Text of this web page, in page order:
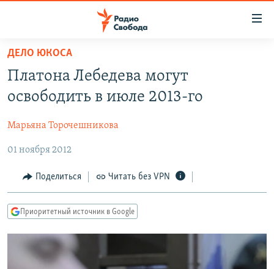
упрощенного
доступа
Вернуться
основному
Вернутся
главной
навигации
Вернутся
поиску
ПОДКАСТЫ
ЦИТАТЫ СВОБОДЫ
МНЕНИЯ
КУЛЬТУРА
IDEL.РЕАЛИИ
КАВКАЗ.РЕАЛИИ
СЕВЕР.РЕАЛИИ
СИБИРЬ.РЕАЛИИ
ДЕЛО ЮКОСА
Платона Лебедева могут
освободить в июле 2013-го
Марьяна Торочешникова
01 ноября 2012
Поделиться Читать без VPN
Приоритетный источник в Google